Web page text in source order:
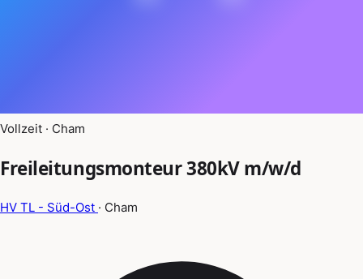
Vollzeit · Cham
Freileitungsmonteur 380kV m/w/d
HV TL - Süd-Ost · Cham